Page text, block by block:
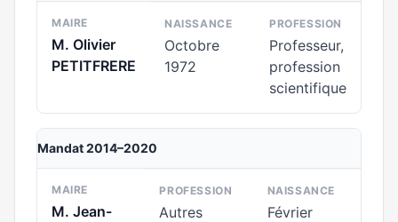
MAIRE
M. Olivier
PETITFRERE
NAISSANCE
Octobre
1972
PROFESSION
Professeur,
profession
scientifique
Mandat 2014–2020
MAIRE
M. Jean-
PROFESSION
Autres
NAISSANCE
Février